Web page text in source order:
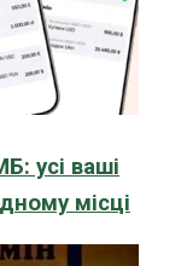
усі ваші
місці